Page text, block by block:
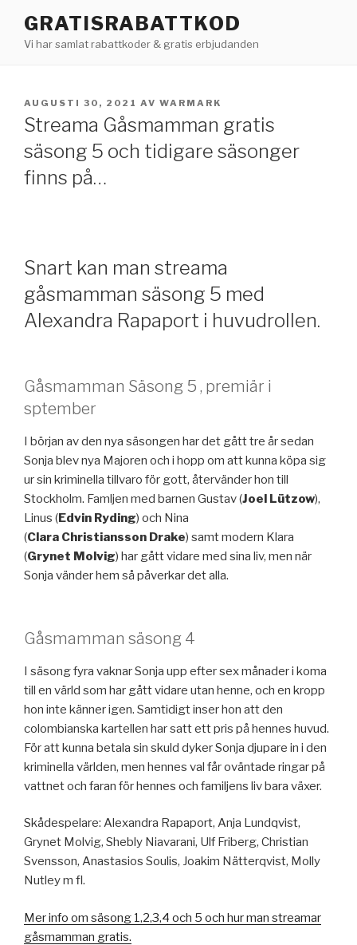
innehåll
GRATISRABATTKOD
Vi har samlat rabattkoder & gratis erbjudanden
PUBLICERAT
AUGUSTI 30, 2021 AV WARMARK
Streama Gåsmamman gratis
säsong 5 och tidigare säsonger
finns på…
Snart kan man streama
gåsmamman säsong 5 med
Alexandra Rapaport i huvudrollen.
Gåsmamman Säsong 5 , premiär i
sptember
I början av den nya säsongen har det gått tre år sedan
Sonja blev nya Majoren och i hopp om att kunna köpa sig
ur sin kriminella tillvaro för gott, återvänder hon till
Stockholm. Famljen med barnen Gustav (Joel Lützow),
Linus (Edvin Ryding) och Nina
(Clara Christiansson Drake) samt modern Klara
(Grynet Molvig) har gått vidare med sina liv, men när
Sonja vänder hem så påverkar det alla.
Gåsmamman säsong 4
I säsong fyra vaknar Sonja upp efter sex månader i koma
till en värld som har gått vidare utan henne, och en kropp
hon inte känner igen. Samtidigt inser hon att den
colombianska kartellen har satt ett pris på hennes huvud.
För att kunna betala sin skuld dyker Sonja djupare in i den
kriminella världen, men hennes val får oväntade ringar på
vattnet och faran för hennes och familjens liv bara växer.
Skådespelare: Alexandra Rapaport, Anja Lundqvist,
Grynet Molvig, Shebly Niavarani, Ulf Friberg, Christian
Svensson, Anastasios Soulis, Joakim Nätterqvist, Molly
Nutley m fl.
Mer info om säsong 1,2,3,4 och 5 och hur man streamar
gåsmamman gratis.